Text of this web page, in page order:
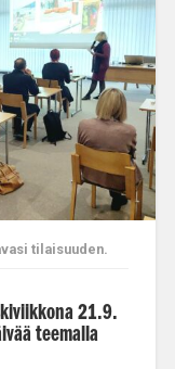
tilaisuuden.
21.9.
teemalla